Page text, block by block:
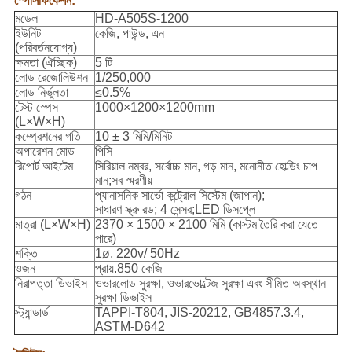
মডেল
HD-A505S-1200
ইউনিট
(পরিবর্তনযোগ্য)
কেজি, পাউন্ড, এন
ক্ষমতা (ঐচ্ছিক)
5 টি
লোড রেজোলিউশন 1/250,000
লোড নির্ভুলতা
≤0.5%
টেস্ট স্পেস
(L×W×H)
1000×1200×1200mm
কম্প্রেশনের গতি
10 ± 3 মিমি/মিনিট
অপারেশন মোড
পিসি
রিপোর্ট আইটেম
সিরিয়াল নম্বর, সর্বোচ্চ মান, গড় মান, মনোনীত হোল্ডিং চাপ
মান;সব স্মরণীয়
গঠন
প্যানাসনিক সার্ভো কন্ট্রোল সিস্টেম (জাপান);
সাধারণ স্ক্রু রড; 4 সেন্সর;LED ডিসপ্লে
মাত্রা (L×W×H) 2370 × 1500 × 2100 মিমি (কাস্টম তৈরি করা যেতে
পারে)
শক্তি
1ø, 220v/ 50Hz
ওজন
প্রায়.850 কেজি
নিরাপত্তা ডিভাইস ওভারলোড সুরক্ষা, ওভারভোল্টেজ সুরক্ষা এবং সীমিত অবস্থান
সুরক্ষা ডিভাইস
স্ট্যান্ডার্ড
TAPPI-T804, JIS-20212, GB4857.3.4,
ASTM-D642